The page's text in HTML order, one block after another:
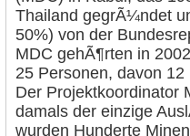
Thailand gegrÃ¼ndet
50%) von der
MDC gehÃ¶rten in
25 Personen, davon
Der Projektkoordinator
damals der einzige
wurden Hunderte